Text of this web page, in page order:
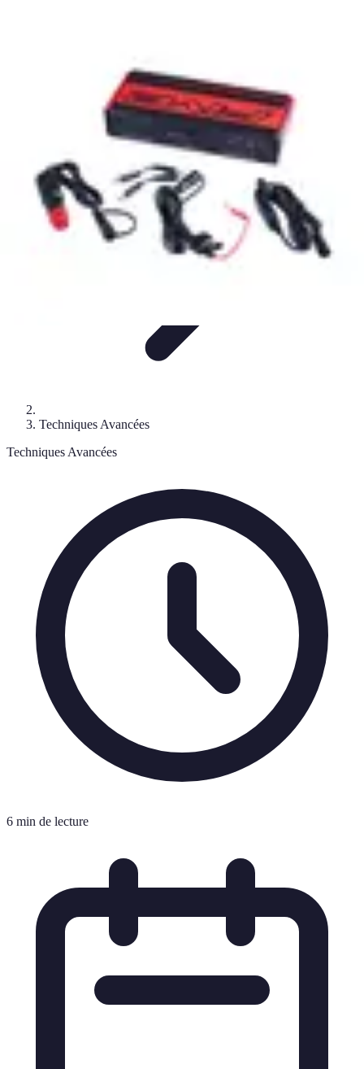
Techniques Yoga
Techniques Avancées
Techniques Avancées
6 min de lecture